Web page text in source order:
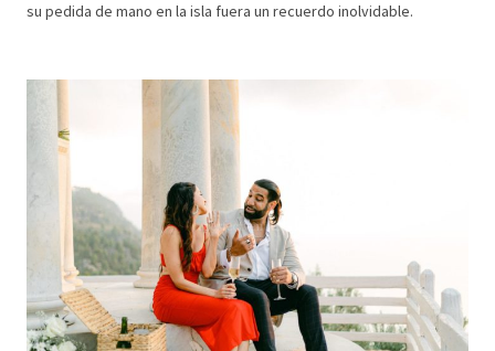
su pedida de mano en la isla fuera un recuerdo inolvidable.